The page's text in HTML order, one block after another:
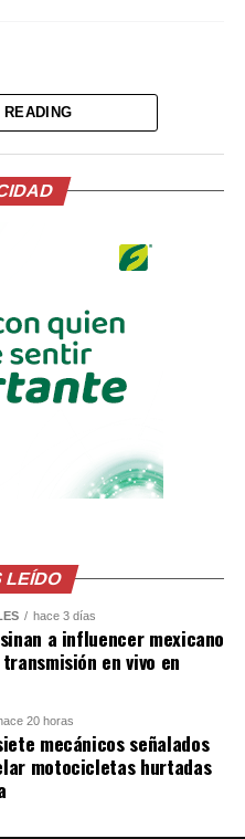
y reflexión que
nueva etapa de gobierno.
de la Espriella, hizo
económica, salud,
servicio público y la
Ulloa en este
de amistad y
y Colombia, así como la
una agenda
y bienestar de ambos
READING
LEÍDO
hace 3 días
a influencer mexicano
en vivo en
20 horas
mecánicos señalados
motocicletas hurtadas